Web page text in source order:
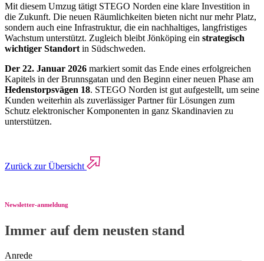
Mit diesem Umzug tätigt STEGO Norden eine klare Investition in
die Zukunft. Die neuen Räumlichkeiten bieten nicht nur mehr Platz,
sondern auch eine Infrastruktur, die ein nachhaltiges, langfristiges
Wachstum unterstützt. Zugleich bleibt Jönköping ein strategisch
wichtiger Standort in Südschweden.
Der 22. Januar 2026 markiert somit das Ende eines erfolgreichen
Kapitels in der Brunnsgatan und den Beginn einer neuen Phase am
Hedenstorpsvägen 18. STEGO Norden ist gut aufgestellt, um seine
Kunden weiterhin als zuverlässiger Partner für Lösungen zum
Schutz elektronischer Komponenten in ganz Skandinavien zu
unterstützen.
Zurück zur Übersicht
Newsletter-anmeldung
Immer auf dem neusten stand
Anrede